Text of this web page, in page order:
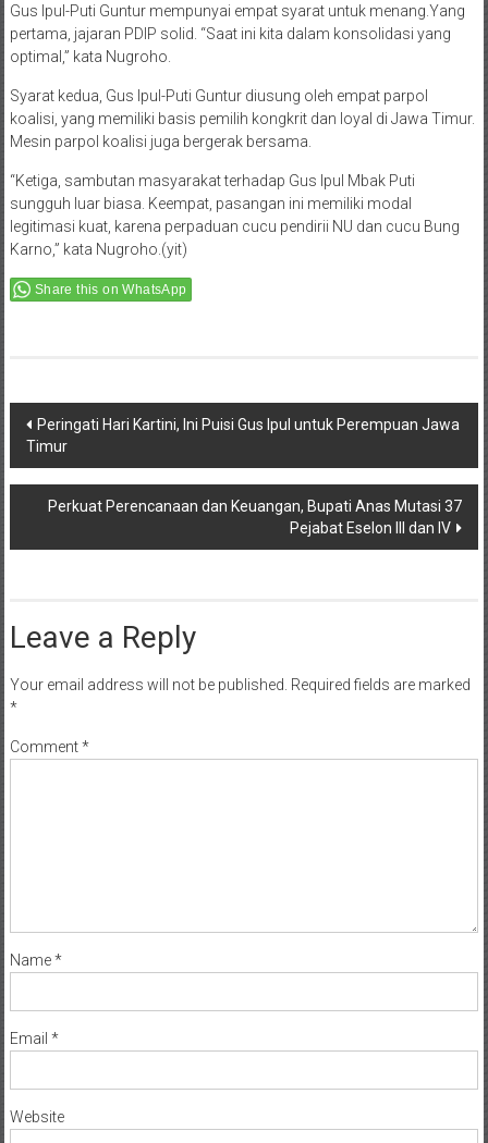
Gus Ipul-Puti Guntur mempunyai empat syarat untuk menang.Yang
pertama, jajaran PDIP solid. “Saat ini kita dalam konsolidasi yang
optimal,” kata Nugroho.
Syarat kedua, Gus Ipul-Puti Guntur diusung oleh empat parpol
koalisi, yang memiliki basis pemilih kongkrit dan loyal di Jawa Timur.
Mesin parpol koalisi juga bergerak bersama.
“Ketiga, sambutan masyarakat terhadap Gus Ipul Mbak Puti
sungguh luar biasa. Keempat, pasangan ini memiliki modal
legitimasi kuat, karena perpaduan cucu pendirii NU dan cucu Bung
Karno,” kata Nugroho.(yit)
Share this on WhatsApp
Post
navigation
Peringati Hari Kartini, Ini Puisi Gus Ipul untuk Perempuan Jawa
Timur
Perkuat Perencanaan dan Keuangan, Bupati Anas Mutasi 37
Pejabat Eselon III dan IV
Leave a Reply
Your email address will not be published. Required fields are marked
*
Comment*
Name*
Email *
Website